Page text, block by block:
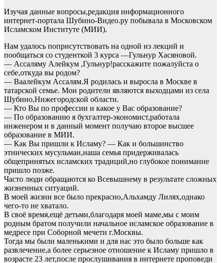
Изучая данные вопросы,редакция информационного
интернет-портала Шубино-Видео.ру побывала в Московском
Исламском Институте (МИИ).
Нам удалось поприсутствовать на одной из лекций и
пообщаться со студенткой 3 курса —Гульнур Хасяновой.
— Ассаляму Алейкум ,Гульнур!расскажите пожалуйста о
себе,откуда вы родом?
— Ваалейкум Ассалям.Я родилась и выросла в Москве в
татарской семье. Мои родители являются выходцами из села
Шубино,Нижегородской области.
— Кто Вы по профессии и какое у Вас образование?
— По образованию я бухгалтер-экономист,работала
инженером и в данный момент получаю второе высшее
образование в МИИ.
— Как Вы пришли к Исламу? — Как и большинство
этнических мусульман,наша семья придерживалась
общепринятых исламских традиций,но глубокое понимание
пришло позже.
Часто люди обращаются ко Всевышнему в результате сложных
жизненных ситуаций.
В моей жизни все было прекрасно,Альхамду Лилях,однако
чего-то не хватало.
В своё время,ещё детьми,благодаря моей маме,мы с моим
родным братом получили начальное исламское образование в
медресе при Соборной мечети г.Москвы.
Тогда мы были маленькими и для нас это было больше как
развлечение,а более серьезное отношение к Исламу пришло в
возрасте 23 лет,после прослушивания в интернете проповеди